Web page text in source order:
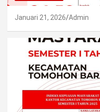
Januari 21, 2026 Admin